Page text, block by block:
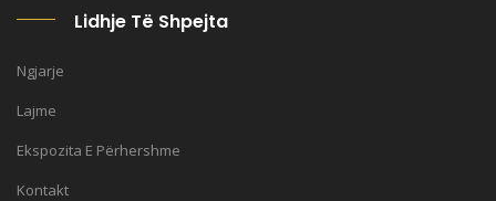
Lidhje Të Shpejta
Ngjarje
Lajme
Ekspozita E Përhershme
Kontakt